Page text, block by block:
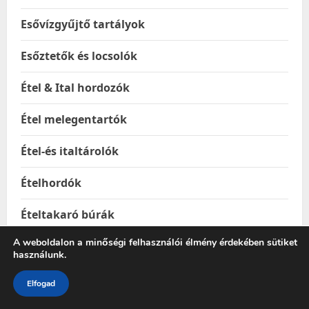
Esővízgyűjtő tartályok
Esőztetők és locsolók
Étel & Ital hordozók
Étel melegentartók
Étel-és italtárolók
Ételhordók
Ételtakaró búrák
Ételtárolás
Ételtárolók
A weboldalon a minőségi felhasználói élmény érdekében sütiket
használunk.
Elfogad